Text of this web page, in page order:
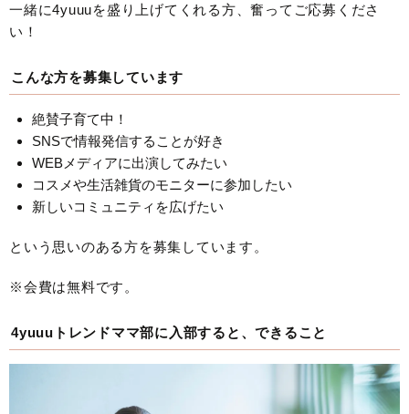
一緒に4yuuuを盛り上げてくれる方、奮ってご応募くださ
い！
こんな方を募集しています
絶賛子育て中！
SNSで情報発信することが好き
WEBメディアに出演してみたい
コスメや生活雑貨のモニターに参加したい
新しいコミュニティを広げたい
という思いのある方を募集しています。
※会費は無料です。
4yuuuトレンドママ部に入部すると、できること